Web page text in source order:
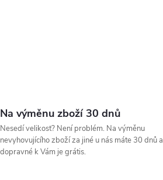
Na výměnu zboží 30 dnů
Nesedí velikost? Není problém. Na výměnu
nevyhovujícího zboží za jiné u nás máte 30 dnů a
dopravné k Vám je grátis.